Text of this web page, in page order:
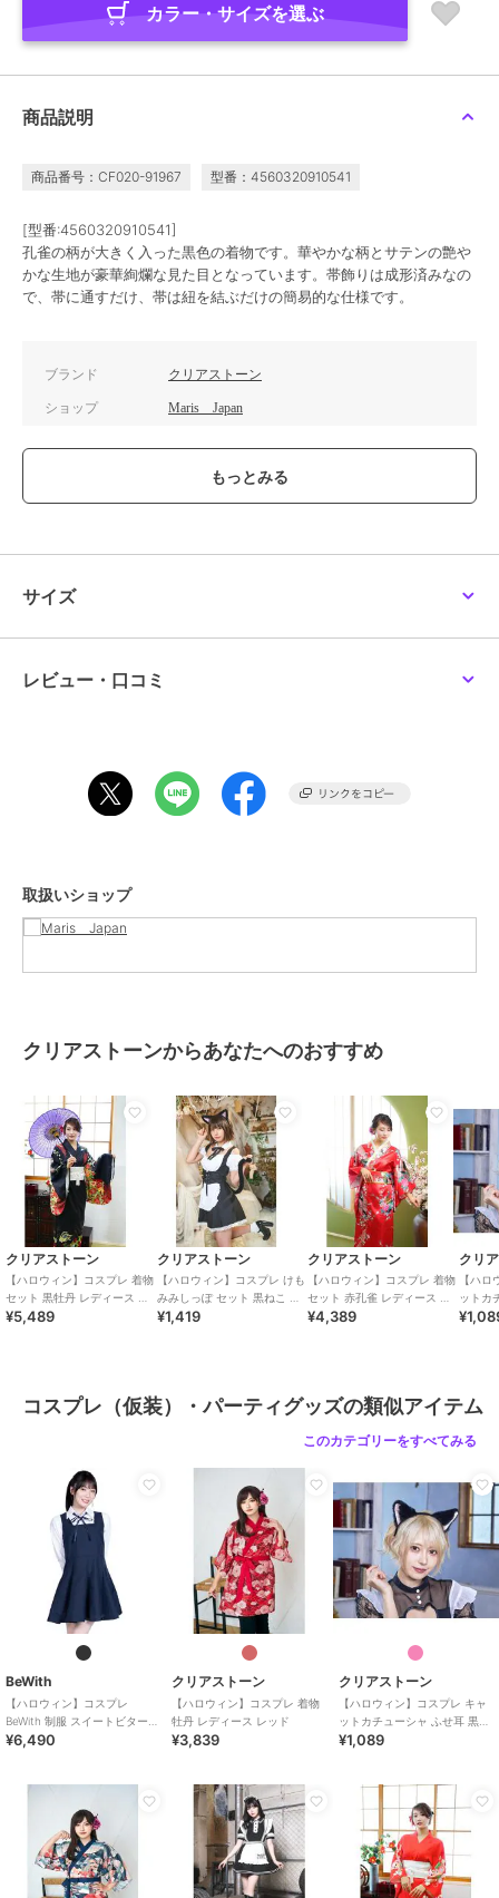
カラー・サイズを選ぶ
商品説明
商品番号：CF020-91967 型番：4560320910541
[型番:4560320910541]
孔雀の柄が大きく入った黒色の着物です。華やかな柄とサテンの艶や
かな生地が豪華絢爛な見た目となっています。帯飾りは成形済みなの
で、帯に通すだけ、帯は紐を結ぶだけの簡易的な仕様です。
ブランド クリアストーン
ショップ Maris Japan
カラー ブラック
サイズ
サイズ
レビュー・口コミ
取扱いショップ
クリアストーンからあなたへのおすすめ
クリアストーン
【ハロウィン】コスプレ 着物
セット 黒牡丹 レディース ブ
ラック
¥5,489
クリアストーン
【ハロウィン】コスプレ けも
みみしっぽ セット 黒ねこ ユ
ニセックス ブラック
¥1,419
クリアストーン
【ハロウィン】コスプレ 着物
セット 赤孔雀 レディース レ
ッド
¥4,389
クリ
【ハ
ットカ
ピンク
コスプレ（仮装）・パーティグッズの類似アイテム
このカテゴリーをすべてみる
BeWith
【ハロウィン】コスプレ
BeWith 制服 スイートビター学
園ブラック かわいい
¥6,490
クリアストーン
【ハロウィン】コスプレ 着物
牡丹 レディース レッド
¥3,839
クリアストーン
【ハロウィン】コスプレ キャ
ットカチューシャ ふせ耳 黒×
ピンク ユニセックス
¥1,089